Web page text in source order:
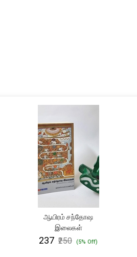
ஆயிரம் சந்தோஷ
இலைகள்
₹237 ₹250 (5% Off)